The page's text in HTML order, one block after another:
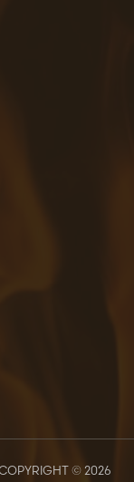
© 2026